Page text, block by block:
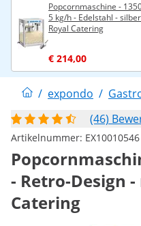
Popcornmaschine -
5 kg/h - Edelstahl -
Royal Catering
€ 214,00
/ expondo /
(46)
Artikelnummer: EX10010546
- Retro-Design
Catering